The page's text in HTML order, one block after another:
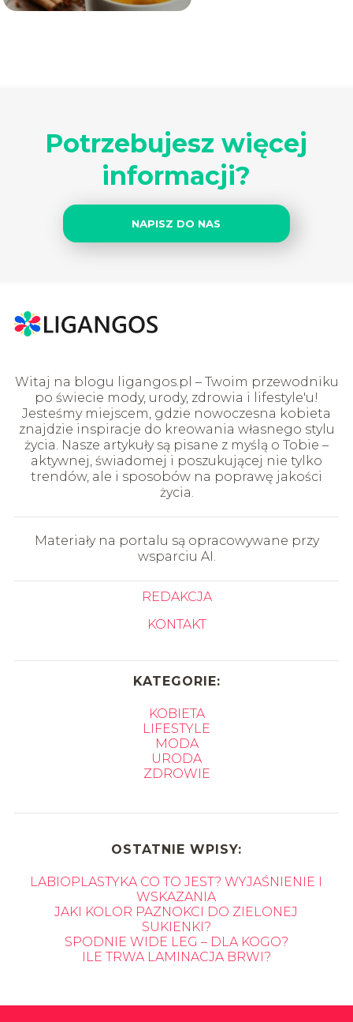
Potrzebujesz więcej
informacji?
NAPISZ DO NAS
Witaj na blogu ligangos.pl – Twoim przewodniku
po świecie mody, urody, zdrowia i lifestyle'u!
Jesteśmy miejscem, gdzie nowoczesna kobieta
znajdzie inspiracje do kreowania własnego stylu
życia. Nasze artykuły są pisane z myślą o Tobie –
aktywnej, świadomej i poszukującej nie tylko
trendów, ale i sposobów na poprawę jakości
życia.
Materiały na portalu są opracowywane przy
wsparciu AI.
REDAKCJA
KONTAKT
KATEGORIE:
KOBIETA
LIFESTYLE
MODA
URODA
ZDROWIE
OSTATNIE WPISY:
LABIOPLASTYKA CO TO JEST? WYJAŚNIENIE I
WSKAZANIA
JAKI KOLOR PAZNOKCI DO ZIELONEJ
SUKIENKI?
SPODNIE WIDE LEG – DLA KOGO?
ILE TRWA LAMINACJA BRWI?